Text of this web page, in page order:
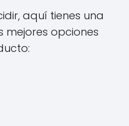
aquí tienes una
mejores opciones